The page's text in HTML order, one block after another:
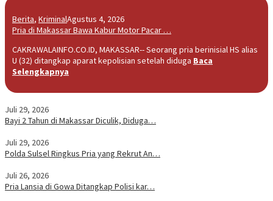
Berita, KriminalAgustus 4, 2026
Pria di Makassar Bawa Kabur Motor Pacar …
CAKRAWALAINFO.CO.ID, MAKASSAR-- Seorang pria berinisial HS alias
U (32) ditangkap aparat kepolisian setelah diduga Baca
Selengkapnya
Juli 29, 2026
Bayi 2 Tahun di Makassar Diculik, Diduga…
Juli 29, 2026
Polda Sulsel Ringkus Pria yang Rekrut An…
Juli 26, 2026
Pria Lansia di Gowa Ditangkap Polisi kar…